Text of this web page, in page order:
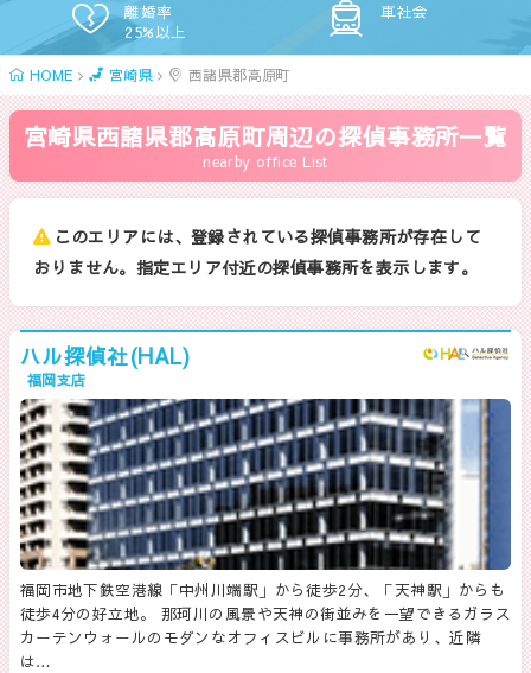
離婚率
25%以上
車社会
HOME 宮崎県 西諸県郡高原町
宮崎県西諸県郡高原町周辺の探偵事務所一覧
nearby office List
このエリアには、登録されている探偵事務所が存在して
おりません。指定エリア付近の探偵事務所を表示します。
ハル探偵社(HAL)
福岡支店
福岡市地下鉄空港線「中州川端駅」から徒歩2分、「天神駅」からも
徒歩4分の好立地。 那珂川の風景や天神の街並みを一望できるガラス
カーテンウォールのモダンなオフィスビルに事務所があり、近隣
は…